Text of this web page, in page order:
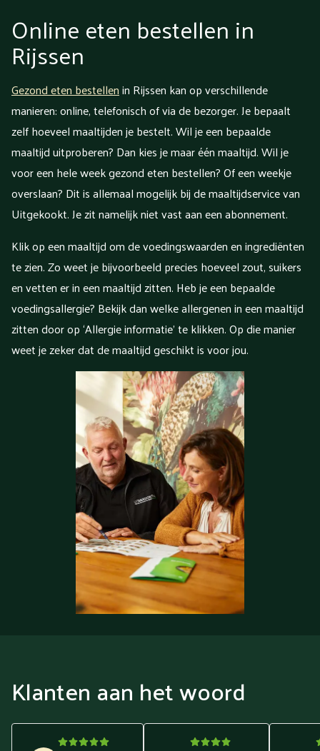
Online eten bestellen in
Rijssen
Gezond eten bestellenin Rijssen kan op verschillende
manieren: online, telefonisch of via de bezorger. Je bepaalt
zelf hoeveel maaltijden je bestelt. Wil je een bepaalde
maaltijd uitproberen? Dan kies je maar één maaltijd. Wil je
voor een hele week gezond eten bestellen? Of een weekje
overslaan? Dit is allemaal mogelijk bij de maaltijdservice van
Uitgekookt. Je zit namelijk niet vast aan een abonnement.
Klik op een maaltijd om de voedingswaarden en ingrediënten
te zien. Zo weet je bijvoorbeeld precies hoeveel zout, suikers
en vetten er in een maaltijd zitten. Heb je een bepaalde
voedingsallergie? Bekijk dan welke allergenen in een maaltijd
zitten door op ‘Allergie informatie’ te klikken. Op die manier
weet je zeker dat de maaltijd geschikt is voor jou.
Klanten aan het woord